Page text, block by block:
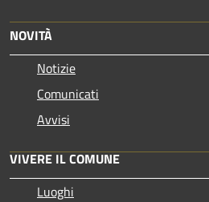
NOVITÀ
Notizie
Comunicati
Avvisi
VIVERE IL COMUNE
Luoghi